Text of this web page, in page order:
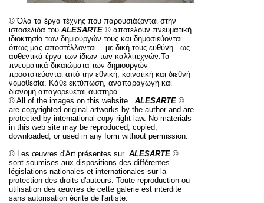
© Όλα τα έργα τέχνης που παρουσιάζονται στην
ιστοσελιδα του ALESARTE © αποτελούν πνευματική
ιδιοκτησία των δημιουργών τους και δημοσιεύονται
όπως μας αποστέλλονται - με δική τους ευθύνη - ως
αυθεντικά έργα των ίδιων των καλλιτεχνών.Τα
πνευματικά δικαιώματα των δημιουργών
προστατεύονται από την εθνική, κοινοτική και διεθνή
νομοθεσία. Κάθε εκτύπωση, αναπαραγωγή και
διανομή απαγορεύεται αυστηρά.
© All of the images on this website
ALESARTE ©
are copyrighted original artworks by the author and are
protected by international copy right law. No materials
in this web site may be reproduced, copied,
downloaded, or used in any form without permission.
© Les œuvres d'Art présentes sur ALESARTE ©
sont soumises aux dispositions des différentes
législations nationales et internationales sur la
protection des droits d'auteurs. Toute reproduction ou
utilisation des œuvres de cette galerie est interdite
sans autorisation écrite de l'artiste.